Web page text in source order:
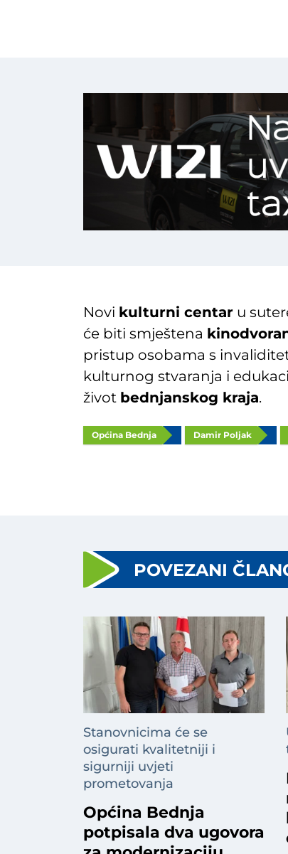
Novi kulturni centar u
će biti smještena
pristup osobama s
kulturnog stvaranja i
život bednjanskog kraja.
Općina Bednja Damir Poljak
POVEZANI
Stanovnicima će se
osigurati kvalitetniji i
sigurniji uvjeti
prometovanja
Općina Bednja
potpisala dva ugovora